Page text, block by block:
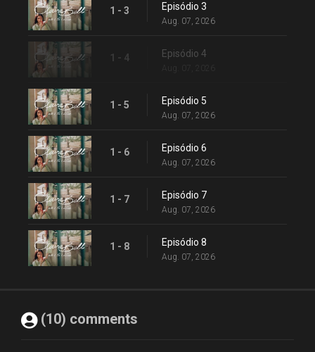
1 - 3 Episódio 3
Aug. 07, 2026
1 - 4 Episódio 4
1 - 5 Episódio 5
Aug. 07, 2026
1 - 6 Episódio 6
Aug. 07, 2026
1 - 7 Episódio 7
Aug. 07, 2026
1 - 8 Episódio 8
Aug. 07, 2026
(10) comments